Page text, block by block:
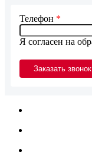
Я согласен на
Телефон *